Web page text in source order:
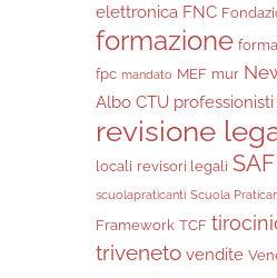
elettronica FNC
formazione
fpc mandato MEF mur
Albo CTU
revisione
locali revisori legali
scuolapraticanti Scuola
Framework TCF
triveneto vendite